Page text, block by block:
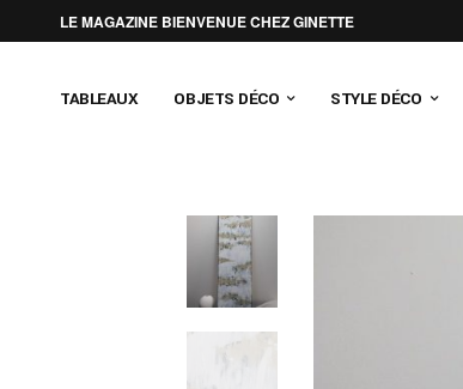
LE MAGAZINE BIENVENUE CHEZ GINETTE
TABLEAUX OBJETS DÉCO STYLE DÉCO